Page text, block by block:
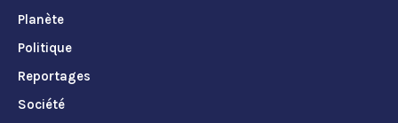
Planète
Politique
Reportages
Société